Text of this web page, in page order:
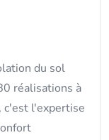
du sol
réalisations à
c'est l'expertise